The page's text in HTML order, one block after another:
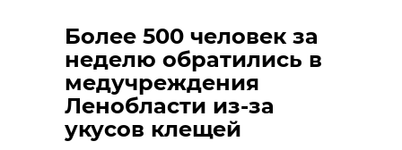
Более 500 человек за
неделю обратились в
медучреждения
Ленобласти из-за
укусов клещей